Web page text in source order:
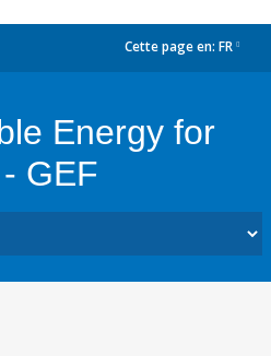
Cette page en: FR
Energy for
GEF